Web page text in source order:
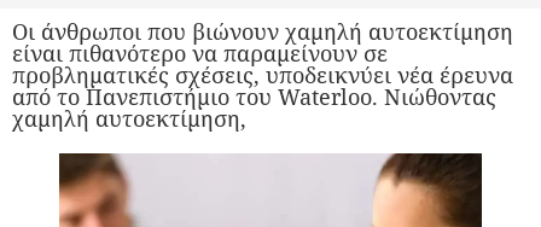
Οι άνθρωποι που βιώνουν χαμηλή αυτοεκτίμηση
είναι πιθανότερο να παραμείνουν σε
προβληματικές σχέσεις, υποδεικνύει νέα έρευνα
από το Πανεπιστήμιο του Waterloo. Νιώθoντας
χαμηλή αυτοεκτίμηση,